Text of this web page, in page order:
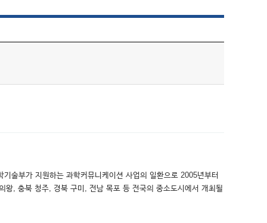
술부가 지원하는 과학커뮤니케이션 사업의 일환으로 2005년부터
, 충북 청주, 경북 구미, 전남 목포 등 전국의 중소도시에서 개최될